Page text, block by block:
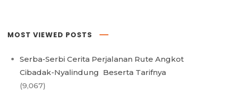
MOST VIEWED POSTS
Serba-Serbi Cerita Perjalanan Rute Angkot
Cibadak-Nyalindung Beserta Tarifnya
(9,067)